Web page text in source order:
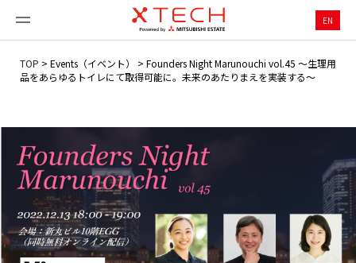
EN
TOP > Events（イベント） > Founders Night Marunouchi vol.45 ～生理用
品をあらゆるトイレにて取得可能に。未来のあたりまえを実装する～